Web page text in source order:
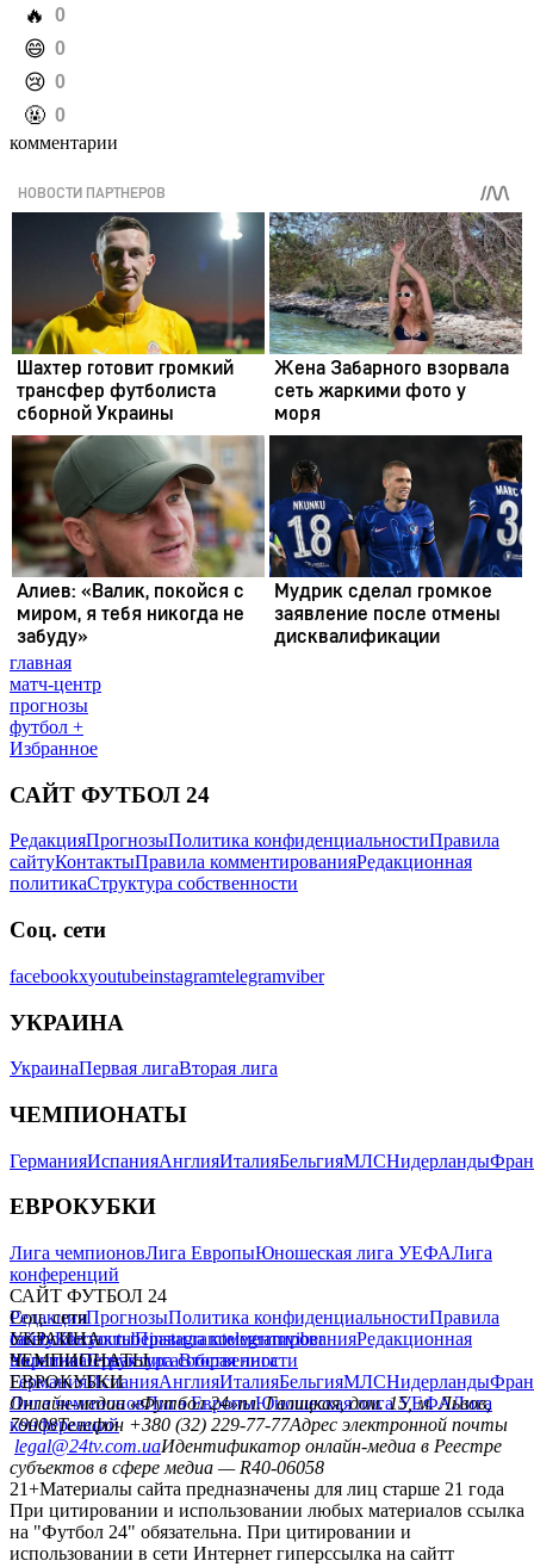
️🔥 0
️😄 0
️😢 0
️🤬 0
комментарии
главная
матч-центр
прогнозы
футбол +
Избранное
САЙТ ФУТБОЛ 24
РедакцияПрогнозыПолитика конфиденциальностиПравила
сайтуКонтактыПравила комментированияРедакционная
политикаСтруктура собственности
Соц. сети
facebookxyoutubeinstagramtelegramviber
УКРАИНА
УкраинаПервая лигаВторая лига
ЧЕМПИОНАТЫ
ГерманияИспанияАнглияИталияБельгияМЛСНидерланды
ЕВРОКУБКИ
Лига чемпионовЛига ЕвропыЮношеская лига УЕФАЛига
конференций
САЙТ ФУТБОЛ 24
РедакцияПрогнозыПолитика конфиденциальностиПравила
сайтуКонтактыПравила комментированияРедакционная
политикаСтруктура собственности
Соц. сети
facebookxyoutubeinstagramtelegramviber
УКРАИНА
УкраинаПервая лигаВторая лига
ЧЕМПИОНАТЫ
ГерманияИспанияАнглияИталияБельгияМЛСНидерланды
ЕВРОКУБКИ
Лига чемпионовЛига ЕвропыЮношеская лига УЕФАЛига
конференций
Онлайн-медиа «Футбол 24»пл. Галицкая, дом. 15, м. Львов,
79008Телефон +380 (32) 229-77-77Адрес электронной почты
legal@24tv.com.uaИдентификатор онлайн-медиа в Реестре
субъектов в сфере медиа — R40-06058
21+Материалы сайта предназначены для лиц старше 21 года
При цитировании и использовании любых материалов ссылка
на "Футбол 24" обязательна. При цитировании и
использовании в сети Интернет гиперссылка на сайтт